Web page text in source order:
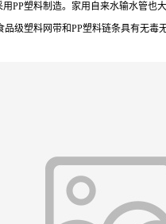
PP塑料制造。家用自来水输水管也
品级塑料网带和PP塑料链条具有无毒